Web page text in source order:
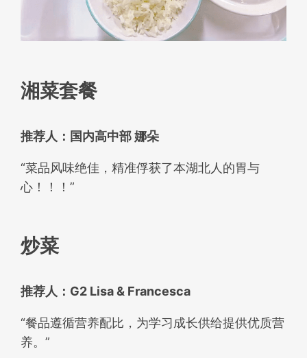
湘菜套餐
推荐人：国内高中部 娜朵
“菜品风味绝佳，精准俘获了本湖北人的胃与
心！！！”
炒菜
推荐人：G2 Lisa & Francesca
“餐品遵循营养配比，为学习成长供给提供优质营
养。”